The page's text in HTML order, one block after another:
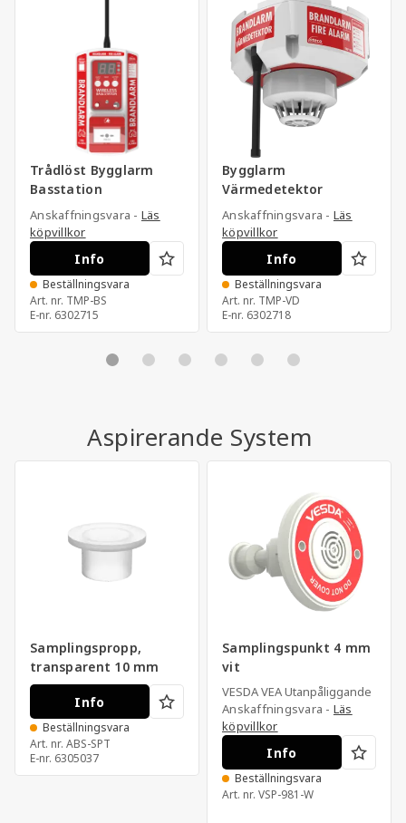
Trådlöst Bygglarm
Basstation
Anskaffningsvara - Läs
köpvillkor
Info
Beställningsvara
Art. nr. TMP-BS
E-nr. 6302715
Bygglarm
Värmedetektor
Anskaffningsvara - Läs
köpvillkor
Info
Beställningsvara
Art. nr. TMP-VD
E-nr. 6302718
Aspirerande System
Samplingspropp,
transparent 10 mm
Info
Beställningsvara
Art. nr. ABS-SPT
E-nr. 6305037
Samplingspunkt 4 mm
vit
VESDA VEA Utanpåliggande
Anskaffningsvara - Läs
köpvillkor
Info
Beställningsvara
Art. nr. VSP-981-W